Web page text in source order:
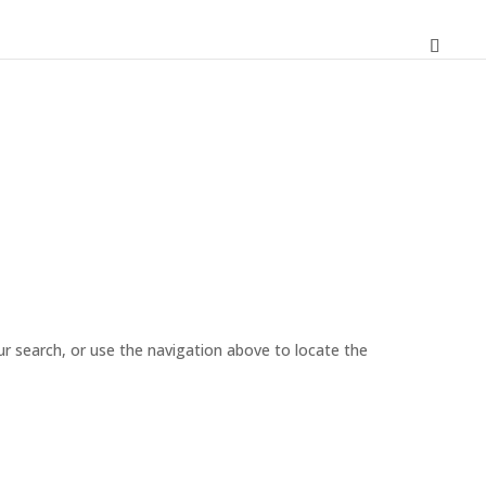
search, or use the navigation above to locate the